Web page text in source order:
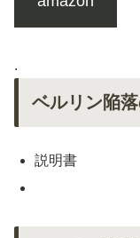
.
ベルリン陥
説明書